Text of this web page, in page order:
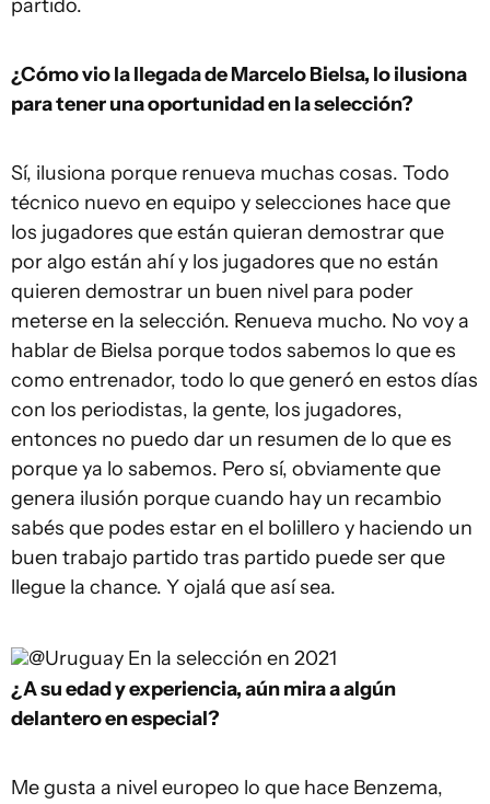
partido.
¿Cómo vio la llegada de Marcelo Bielsa, lo ilusiona
para tener una oportunidad en la selección?
Sí, ilusiona porque renueva muchas cosas. Todo
técnico nuevo en equipo y selecciones hace que
los jugadores que están quieran demostrar que
por algo están ahí y los jugadores que no están
quieren demostrar un buen nivel para poder
meterse en la selección. Renueva mucho. No voy a
hablar de Bielsa porque todos sabemos lo que es
como entrenador, todo lo que generó en estos días
con los periodistas, la gente, los jugadores,
entonces no puedo dar un resumen de lo que es
porque ya lo sabemos. Pero sí, obviamente que
genera ilusión porque cuando hay un recambio
sabés que podes estar en el bolillero y haciendo un
buen trabajo partido tras partido puede ser que
llegue la chance. Y ojalá que así sea.
@Uruguay En la selección en 2021
¿A su edad y experiencia, aún mira a algún
delantero en especial?
Me gusta a nivel europeo lo que hace Benzema,